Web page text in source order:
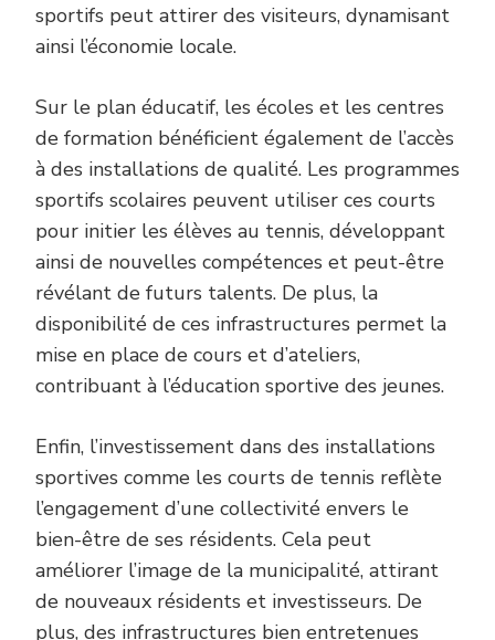
sportifs peut attirer des visiteurs, dynamisant
ainsi l’économie locale.
Sur le plan éducatif, les écoles et les centres
de formation bénéficient également de l’accès
à des installations de qualité. Les programmes
sportifs scolaires peuvent utiliser ces courts
pour initier les élèves au tennis, développant
ainsi de nouvelles compétences et peut-être
révélant de futurs talents. De plus, la
disponibilité de ces infrastructures permet la
mise en place de cours et d’ateliers,
contribuant à l’éducation sportive des jeunes.
Enfin, l’investissement dans des installations
sportives comme les courts de tennis reflète
l’engagement d’une collectivité envers le
bien-être de ses résidents. Cela peut
améliorer l’image de la municipalité, attirant
de nouveaux résidents et investisseurs. De
plus, des infrastructures bien entretenues